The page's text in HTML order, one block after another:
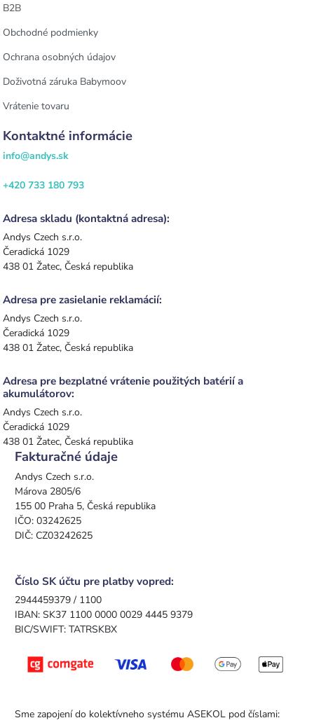
B2B
Obchodné podmienky
Ochrana osobných údajov
Doživotná záruka Babymoov
Vrátenie tovaru
Kontaktné informácie
info@andys.sk
+420 733 180 793
Adresa skladu (kontaktná adresa):
Andys Czech s.r.o.
Čeradická 1029
438 01 Žatec, Česká republika
Adresa pre zasielanie reklamácií:
Andys Czech s.r.o.
Čeradická 1029
438 01 Žatec, Česká republika
Adresa pre bezplatné vrátenie použitých batérií a
akumulátorov:
Andys Czech s.r.o.
Čeradická 1029
438 01 Žatec, Česká republika
Fakturačné údaje
Andys Czech s.r.o.
Márova 2805/6
155 00 Praha 5, Česká republika
IČO: 03242625
DIČ: CZ03242625
Číslo SK účtu pre platby vopred:
2944459379 / 1100
IBAN: SK37 1100 0000 0029 4445 9379
BIC/SWIFT: TATRSKBX
Sme zapojení do kolektívneho systému ASEKOL pod číslami: